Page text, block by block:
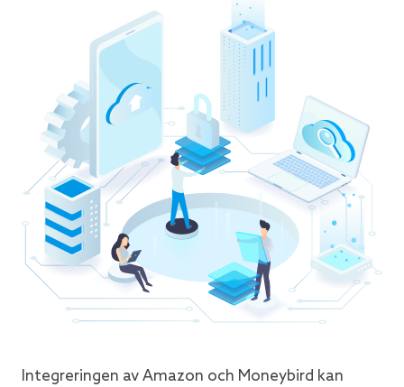
Integreringen av Amazon och Moneybird kan